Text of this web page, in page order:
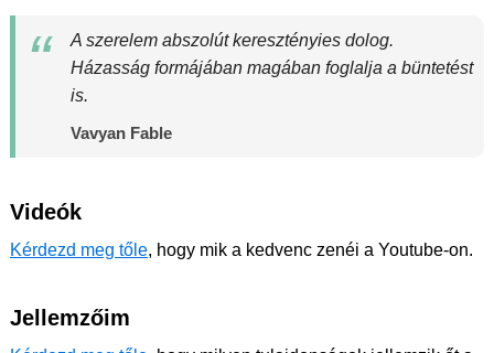
A szerelem abszolút keresztényies dolog.
Házasság formájában magában foglalja a büntetést
is.
Vavyan Fable
Videók
Kérdezd meg tőle, hogy mik a kedvenc zenéi a Youtube-on.
Jellemzőim